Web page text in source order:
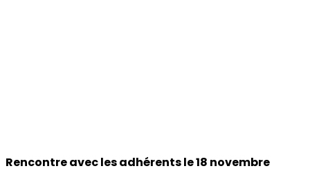
Rencontre avec les adhérents le 18 novembre